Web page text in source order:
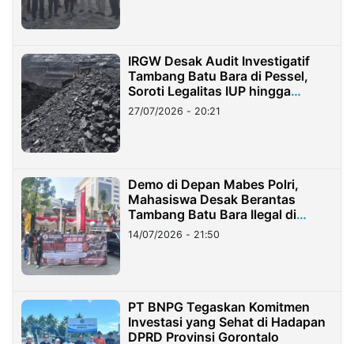
IRGW Desak Audit Investigatif
Tambang Batu Bara di Pessel,
Soroti Legalitas IUP hingga
Stockpile
27/07/2026 - 20:21
Demo di Depan Mabes Polri,
Mahasiswa Desak Berantas
Tambang Batu Bara Ilegal di
Lampung
14/07/2026 - 21:50
PT BNPG Tegaskan Komitmen
Investasi yang Sehat di Hadapan
DPRD Provinsi Gorontalo